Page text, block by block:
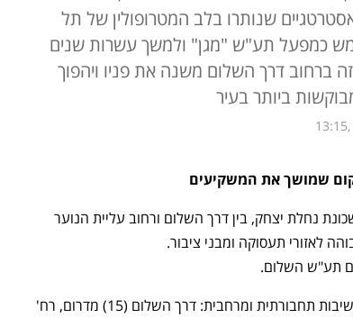
שנותרו בלב המטרופולין של תל
כמפעל תע"ש "מגן" ולמשך עשרות שנים
ברחוב דרך השלום משנה את פניו ויהפוך
ביותר בעיר
שמושך את המשקיעים